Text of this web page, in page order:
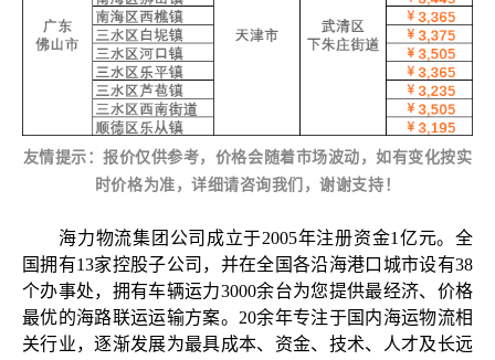
友情提示：报价仅供参考，价格会随着市场波动，如有变化按实
时价格为准，详细请咨询我们，谢谢支持！
海力物流集团公司成立于2005年注册资金1亿元。全
国拥有13家控股子公司，并在全国各沿海港口城市设有38
个办事处，拥有车辆运力3000余台为您提供最经济、价格
最优的海路联运运输方案。20余年专注于国内海运物流相
关行业，逐渐发展为最具成本、资金、技术、人才及长远